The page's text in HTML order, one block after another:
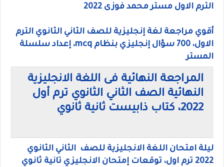
الترم الاول مستر محمد فوزى 2022
أقوي مراجعة لغة إنجليزية للصف الثاني الثانوي الترم
الاول، 700 سؤال إنجليزي بنظام mcq، إعداد سلسلة
المستر
المراجعة النهائية فى اللغة الانجليزية
النهائية الصف الثاني الثانوي ترم أول
2022، كتاب ذابيست ثانية ثانوي
ليلة امتحان اللغة الانجليزية للصف الثاني الثانوي
2022 ترم اول، توقعات إمتحان الانجليزي تانية ثانوي